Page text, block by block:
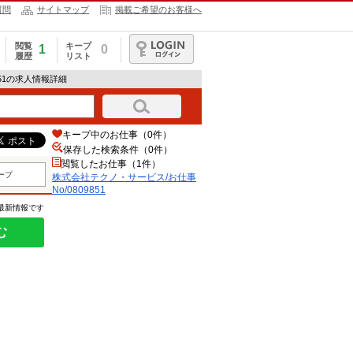
問 サイトマップ 掲載ご希望のお客様へ
閲覧
履歴
1
キープ
リスト
0
ログイン
の求人情報詳細
プ
新情報です
キープ中のお仕事（0件）
保存した検索条件（0件）
閲覧したお仕事（1件）
株式会社テクノ・サービス/お仕事
No/0809851